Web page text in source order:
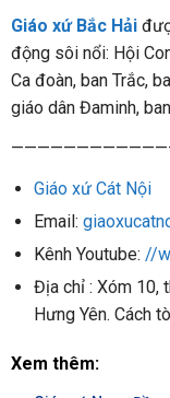
Giáo xứ Bắc Hải
động sôi nổi: Hội
Ca đoàn, ban Trắc,
giáo dân Đaminh,
Giáo xứ Cát Nội
Email:
Kênh Youtube: //
Địa chỉ : Xóm 10,
Hưng Yên. Cách
Xem thêm: